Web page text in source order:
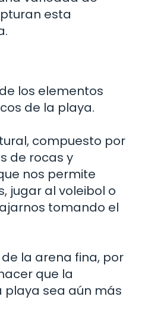
esta
los elementos
de la playa.
compuesto por
de rocas y
nos permite
jugar al voleibol o
tomando el
la arena fina, por
que la
playa sea aún más